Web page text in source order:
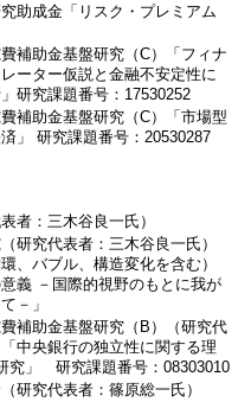
助成金「リスク・プレミアム
補助金基盤研究（C）「フィナ
ーター仮説と金融不安定性に
研究課題番号：17530252
補助金基盤研究（C）「市場型
」 研究課題番号：20530287
者：三木谷良一氏）
研究代表者：三木谷良一氏）
、バブル、構造変化を含む）
義 －国際的視野のもとに我が
－」
補助金基盤研究（B）（研究代
中央銀行の独立性に関する理
究」 研究課題番号：08303010
研究代表者：篠原総一氏）